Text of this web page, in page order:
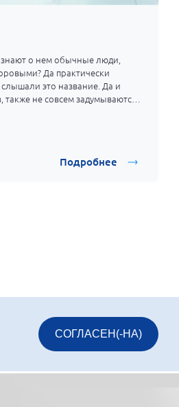
знают о нем обычные люди,
Да практически
это название. Да и
не совсем задумываются
Подробнее
СОГЛАСЕН(-НА)